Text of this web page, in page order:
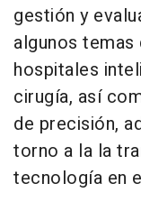
gestión y
algunos
hospitales
cirugía, así
de precisión,
torno a la la
tecnología en